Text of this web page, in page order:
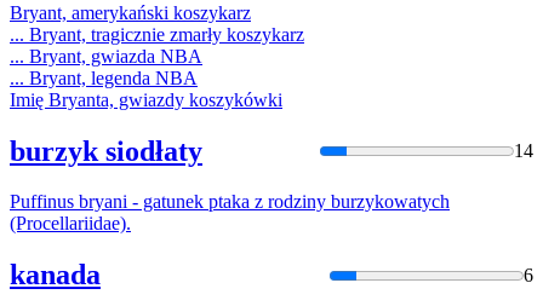
Bryant, amerykański koszykarz
... Bryant, tragicznie zmarły koszykarz
... Bryant, gwiazda NBA
... Bryant, legenda NBA
Imię Bryanta, gwiazdy koszykówki
burzyk siodłaty 14
Puffinus bryani - gatunek ptaka z rodziny burzykowatych
(Procellariidae).
kanada 6